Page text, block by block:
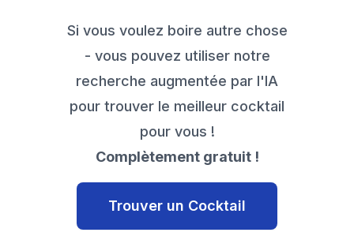
Si vous voulez boire autre chose
- vous pouvez utiliser notre
recherche augmentée par l'IA
pour trouver le meilleur cocktail
pour vous !
Complètement gratuit !
Trouver un Cocktail